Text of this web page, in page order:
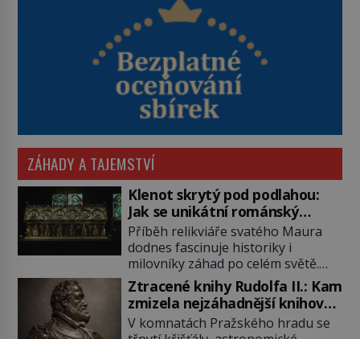
ZÁHADY A TAJEMSTVÍ
Klenot skrytý pod podlahou:
Jak se unikátní románský
poklad dostal do zapadlého
Bečova?
Příběh relikviáře svatého Maura
dodnes fascinuje historiky i
milovníky záhad po celém světě.
Tato románská zlatnická památka
ze 13. století je po českých
korunovačních klenotech druhým
nejcennějším movitým majetkem v
Ztracené knihy Rudolfa II.: Kam
zmizela nejzáhadnější knihovna
Evropy?
V komnatách Pražského hradu se